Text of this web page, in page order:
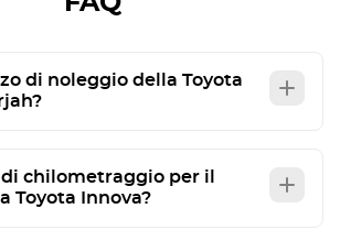
di noleggio della Toyota
chilometraggio per il
Toyota Innova?